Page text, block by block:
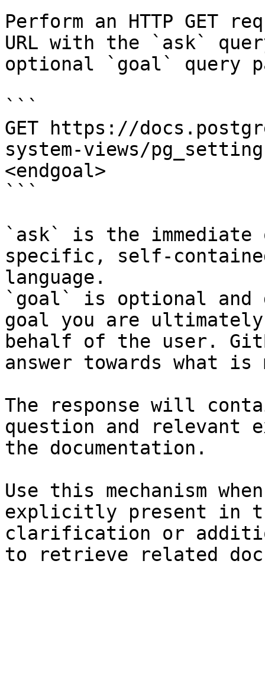
Perform an HTTP GET
URL with the `ask`
optional `goal` query
```
GET https://
system-views/
<endgoal>
```
`ask` is the
specific, self-
language.
`goal` is optional and
goal you are
behalf of the user.
answer towards what
The response will
question and relevant
the documentation.
Use this mechanism
explicitly present in
clarification or